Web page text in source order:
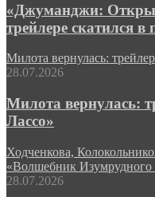
«Джуманджи:
трейлере скатился в
Милота вернулась:
28.07.2026
Милота вернулась:
Лассо»
Ходченкова,
«Волшебник
28.07.2026